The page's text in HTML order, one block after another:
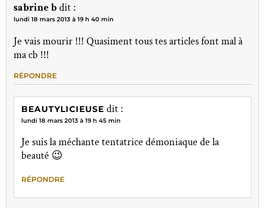
sabrine bdit :
lundi 18 mars 2013 à 19 h 40 min
Je vais mourir !!! Quasiment tous tes articles font mal à
ma cb !!!
RÉPONDRE
BEAUTYLICIEUSE dit :
lundi 18 mars 2013 à 19 h 45 min
Je suis la méchante tentatrice démoniaque de la
beauté 😉
RÉPONDRE